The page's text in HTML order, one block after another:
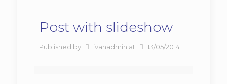
Post with slideshow
Published by ivanadmin at 13/05/2014